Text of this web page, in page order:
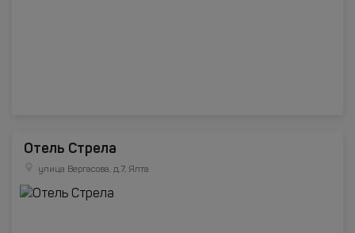
Отель Стрела
улица Вергасова, д.7, Ялта